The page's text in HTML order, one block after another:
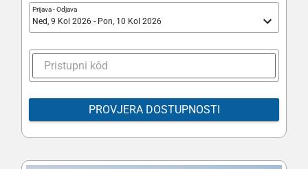
Prijava-Odjava
Ned, 9 Kol 2026 - Pon, 10 Kol 2026
PROVJERA DOSTUPNOSTI